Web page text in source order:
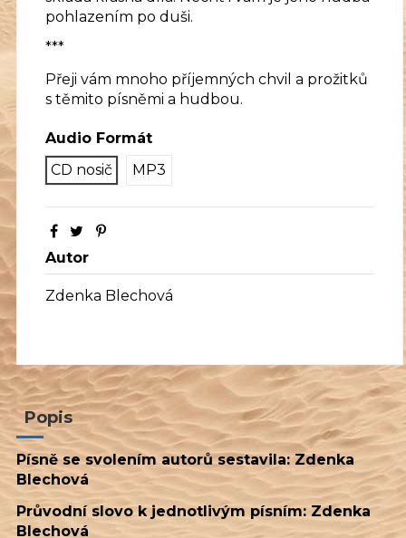
pohlazením po duši.
***
Přeji vám mnoho příjemných chvil a prožitků
s těmito písněmi a hudbou.
Audio Formát
CD nosič
MP3
Autor
Zdenka Blechová
Popis
Písně se svolením autorů sestavila: Zdenka
Blechová
Průvodní slovo k jednotlivým písním: Zdenka
Blechová